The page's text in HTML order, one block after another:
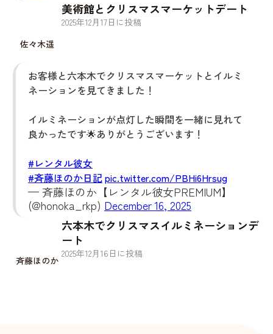
佐々木遥
美術館とクリスマスマーケットデート
2025年12月 17日に投稿
お客様と六本木でクリスマスマーケットとイルミ
ネーションを見てきました！
イルミネーションが点灯した瞬間を一緒に見れて
良かったです🌟ありがとうございます！
#レンタル彼女
#斉藤ほのか日記pic.twitter.com/PBHi6Hrsug
— 斉藤ほのか【レンタル彼女PREMIUM】
(@honoka_rkp) December 16, 2025
斉藤ほのか
六本木でクリスマスイルミネーションデ
ート
2025年12月 16 日に投稿